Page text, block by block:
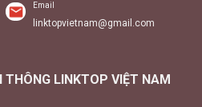
Email
linktopvietnam@gmail.com
THÔNG LINKTOP VIỆT NAM